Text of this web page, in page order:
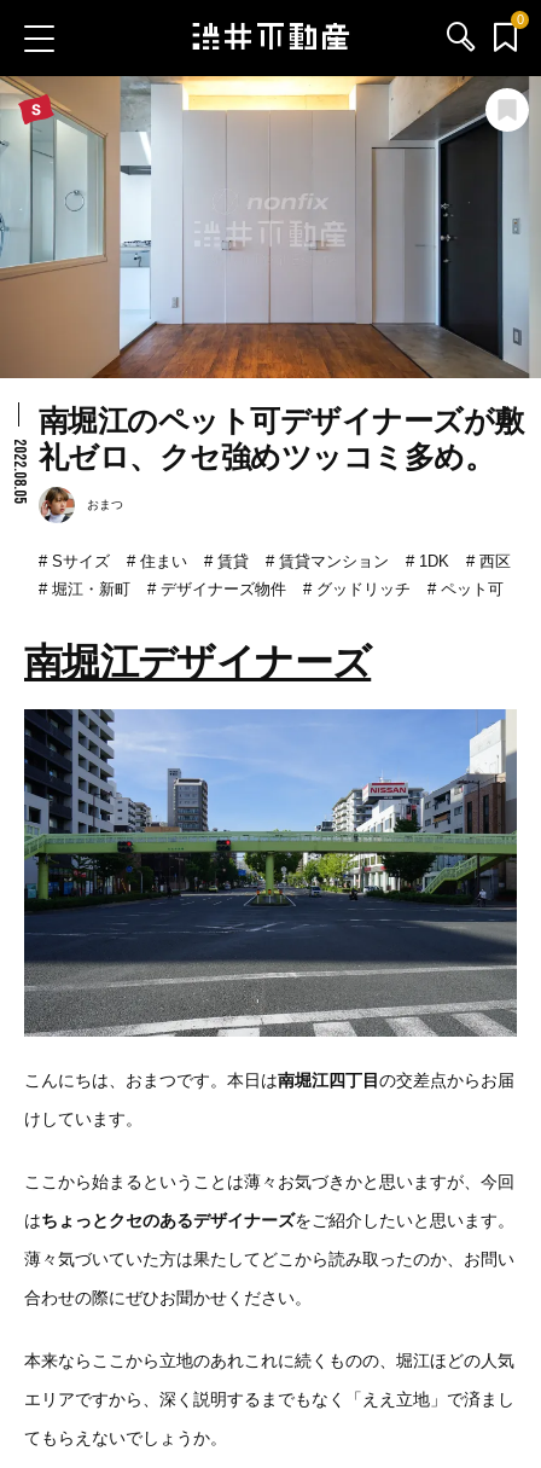
0
お気に入り物件 お問い合わせ
サービス内容
渋井不動産のメンバー
会社情報
2022.08.05
南堀江のペット可デザイナーズが敷
礼ゼロ、クセ強めツッコミ多め。
おまつ
Sサイズ 住まい 賃貸 賃貸マンション 1DK
西区
堀江・新町
デザイナーズ物件 グッドリッチ ペット可
南堀江デザイナーズ
こんにちは、おまつです。本日は南堀江四丁目の交差点からお届
けしています。
ここから始まるということは薄々お気づきかと思いますが、今回
はちょっとクセのあるデザイナーズをご紹介したいと思います。
薄々気づいていた方は果たしてどこから読み取ったのか、お問い
合わせの際にぜひお聞かせください。
本来ならここから立地のあれこれに続くものの、堀江ほどの人気
エリアですから、深く説明するまでもなく「ええ立地」で済まし
てもらえないでしょうか。